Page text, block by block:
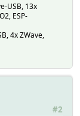
USB, 13x
ESP-
4x ZWave,
#2